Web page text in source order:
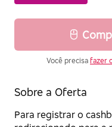
Você precisa fazer
Sobre a Oferta
Para registrar o